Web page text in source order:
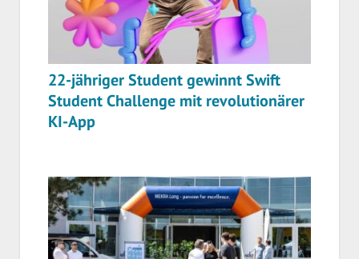
22-jähriger Student gewinnt Swift
Student Challenge mit revolutionärer
KI-App